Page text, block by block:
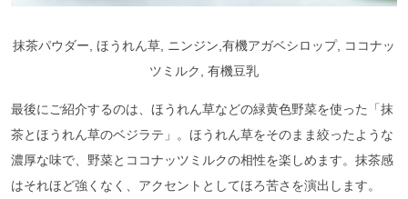
抹茶パウダー, ほうれん草, ニンジン,有機アガベシロップ, ココナッ
ツミルク, 有機豆乳
最後にご紹介するのは、ほうれん草などの緑黄色野菜を使った「抹
茶とほうれん草のベジラテ」。ほうれん草をそのまま絞ったような
濃厚な味で、野菜とココナッツミルクの相性を楽しめます。抹茶感
はそれほど強くなく、アクセントとしてほろ苦さを演出します。